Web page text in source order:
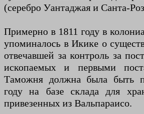
(серебро Уантаджая и Санта-
Примерно в 1811 году в
упоминалось в Икике о
отвечавшей за контроль за
ископаемых и первыми
Таможня должна была быть
году на базе склада для
привезенных из Вальпараисо.